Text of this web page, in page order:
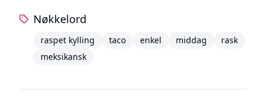
Nøkkelord
raspet kylling taco enkel middag
rask
meksikansk